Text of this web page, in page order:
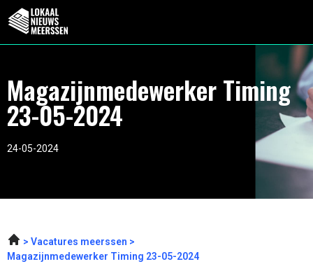
Magazijnmedewerker Timing
23-05-2024
24-05-2024
Vacatures meerssen
Magazijnmedewerker Timing 23-05-2024